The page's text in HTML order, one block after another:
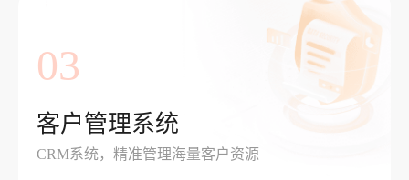
03
客户管理系统
CRM系统，精准管理海量客户资源